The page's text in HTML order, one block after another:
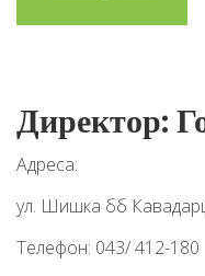
Директор:
Адреса:
ул. Шишка бб
Телефон: 043/ 412-180